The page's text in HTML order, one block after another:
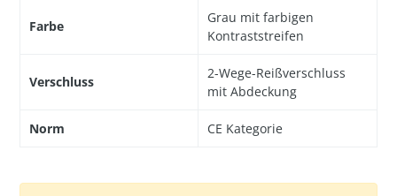
Farbe
Grau mit farbigen
Kontraststreifen
Verschluss
2-Wege-Reißverschluss
mit Abdeckung
Norm CE Kategorie